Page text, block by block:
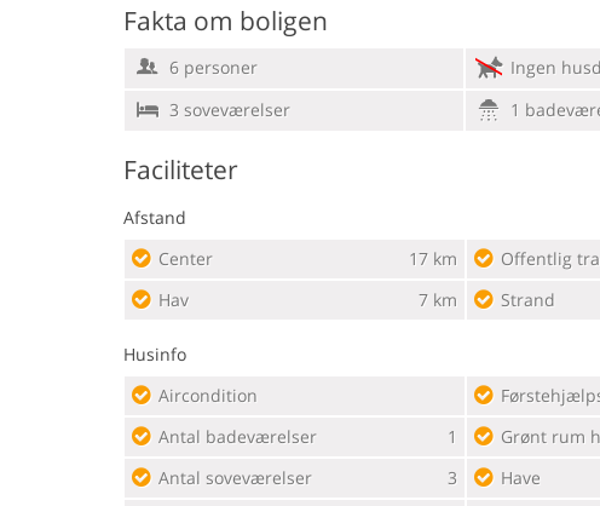
Fakta om boligen
6 personer Ingen
3 soveværelser
1
Faciliteter
Afstand
Center
17 km
Hav
7 km
Offentlig
Strand
Husinfo
Aircondition
Antal badeværelser
1
Antal soveværelser
3
Grønt rum
Have